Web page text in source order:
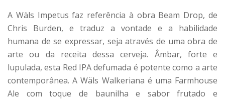
A Wäls Impetus faz referência à obra Beam Drop, de
Chris Burden, e traduz a vontade e a habilidade
humana de se expressar, seja através de uma obra de
arte ou da receita dessa cerveja. Âmbar, forte e
lupulada, esta Red IPA defumada é potente como a arte
contemporânea. A Wäls Walkeriana é uma Farmhouse
Ale com toque de baunilha e sabor frutado e